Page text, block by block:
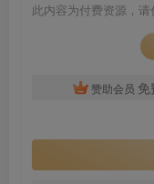
此内容为付费资源，请
赞助会员 免